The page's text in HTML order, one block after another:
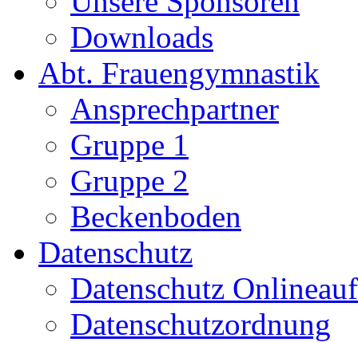
Downloads
Abt. Frauengymnastik
Ansprechpartner
Gruppe 1
Gruppe 2
Beckenboden
Datenschutz
Datenschutz
Datenschutzordnung